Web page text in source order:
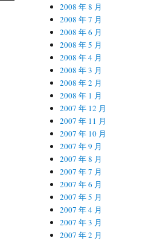
2008 年 8 月
2008 年 7 月
2008 年 6 月
2008 年 5 月
2008 年 4 月
2008 年 3 月
2008 年 2 月
2008 年 1 月
2007 年 12 月
2007 年 11 月
2007 年 10 月
2007 年 9 月
2007 年 8 月
2007 年 7 月
2007 年 6 月
2007 年 5 月
2007 年 4 月
2007 年 3 月
2007 年 2 月